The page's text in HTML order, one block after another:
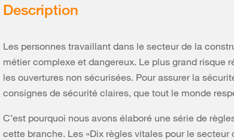
Description
Les personnes travaillant dans le secteur de la
métier complexe et dangereux. Le plus grand risque
les ouvertures non sécurisées. Pour assurer la
consignes de sécurité claires, que tout le monde
C’est pourquoi nous avons élaboré une série de
cette branche. Les «Dix règles vitales pour le